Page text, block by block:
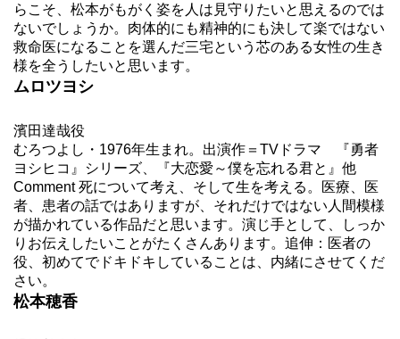
らこそ、松本がもがく姿を人は見守りたいと思えるのでは
ないでしょうか。肉体的にも精神的にも決して楽ではない
救命医になることを選んだ三宅という芯のある女性の生き
様を全うしたいと思います。
ムロツヨシ
濱田達哉役
むろつよし・1976年生まれ。出演作＝TVドラマ 『勇者
ヨシヒコ』シリーズ、『大恋愛～僕を忘れる君と』他
Comment 死について考え、そして生を考える。医療、医
者、患者の話ではありますが、それだけではない人間模様
が描かれている作品だと思います。演じ手として、しっか
りお伝えしたいことがたくさんあります。追伸：医者の
役、初めてでドキドキしていることは、内緒にさせてくだ
さい。
松本穂香